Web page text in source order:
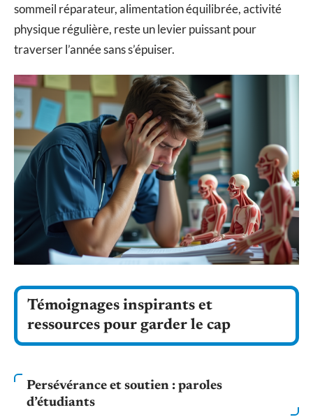
sommeil réparateur, alimentation équilibrée, activité
physique régulière, reste un levier puissant pour
traverser l’année sans s’épuiser.
Témoignages inspirants et
ressources pour garder le cap
Persévérance et soutien : paroles
d’étudiants